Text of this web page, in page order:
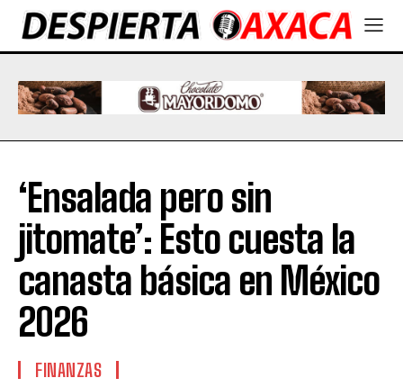
‘Ensalada pero sin
jitomate’: Esto cuesta la
canasta básica en México
2026
FINANZAS